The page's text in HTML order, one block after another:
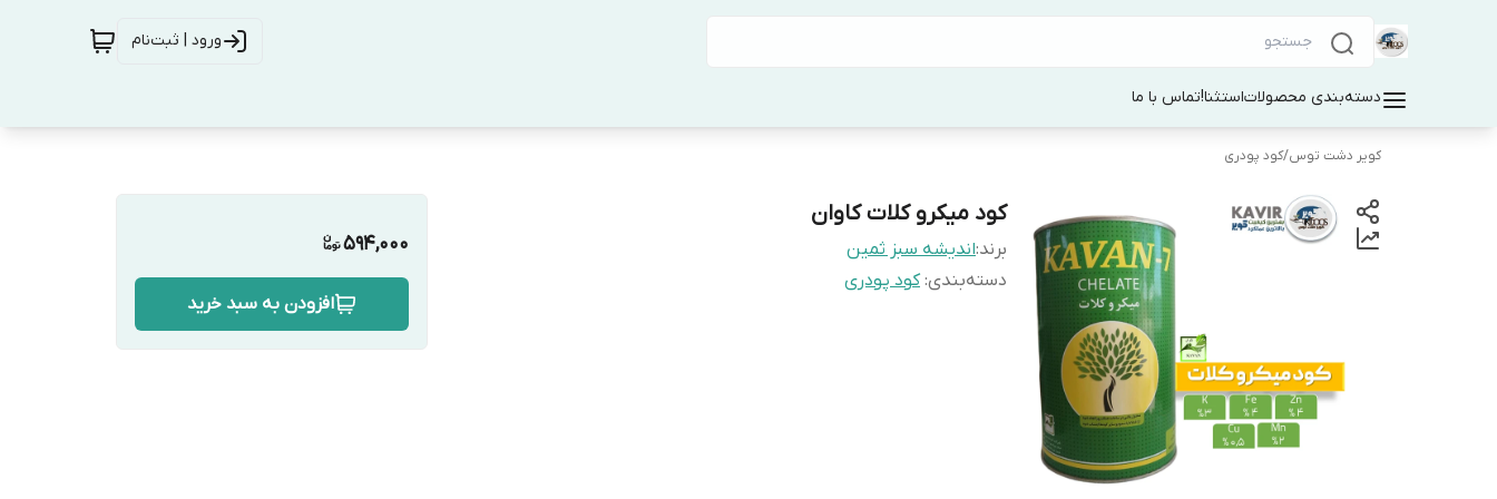
ورود | ثبت‌نام
دسته‌بندی محصولاتاستثنا!تماس با ما
کویر دشت توس/کود پودری
کود میکرو کلات کاوان
برند:اندیشه سبز ثمین
دسته‌بندی:کود پودری
594,000
افزودن به سبد خرید